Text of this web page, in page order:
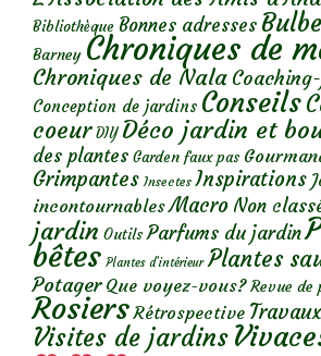
Bibliothèque Bonnes adresses
Barney Chroniques de
Chroniques de Nala
Conception de jardins Conseils
coeur DIY Déco jardin et
des plantes Garden faux pas
Grimpantes Insectes Inspirations
incontournables Macro Non
jardin Outils Parfums du jardin
bêtes Plantes d’intérieur Plantes
Potager Que voyez-vous? Revue de
Rosiers Rétrospective
Visites de jardins